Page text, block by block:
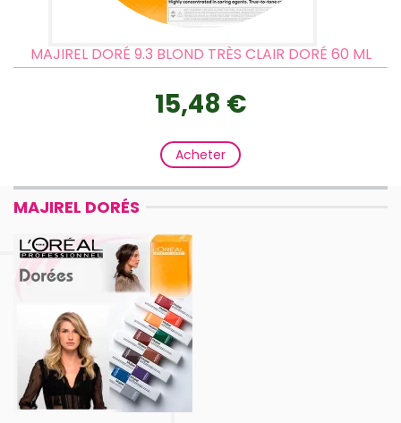
MAJIREL DORÉ 9.3 BLOND TRÈS CLAIR DORÉ 60 ML
15,48 €
Acheter
MAJIREL DORÉS